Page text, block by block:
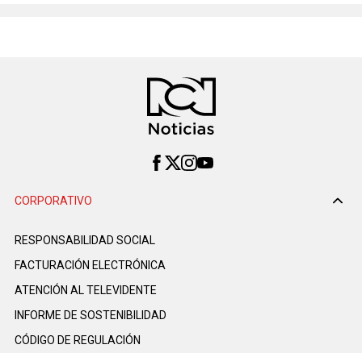
CORPORATIVO
RESPONSABILIDAD SOCIAL
FACTURACIÓN ELECTRÓNICA
ATENCIÓN AL TELEVIDENTE
INFORME DE SOSTENIBILIDAD
CÓDIGO DE REGULACIÓN